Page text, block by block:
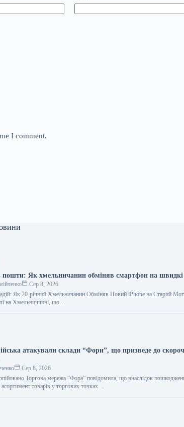
I comment.
пошти: Як хмельничанин обміняв смартфон на швидкі
Сер 8, 2026
Як 20-річний Хмельничанин Обміняв Новий iPhone на Старий
на Хмельниччині, що…
атакували склади “Фори”, що призведе до
Сер 8, 2026
Торгова мережа “Фора” повідомила, що внаслідок
товарів у торгових точках…